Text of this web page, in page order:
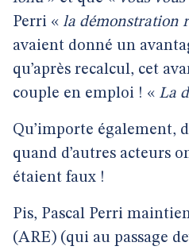
Perri « la démonstration
avaient donné un
qu’après recalcul, cet
couple en emploi ! « La
Qu’importe également,
quand d’autres acteurs
étaient faux !
Pis, Pascal Perri
(ARE) (qui au passage